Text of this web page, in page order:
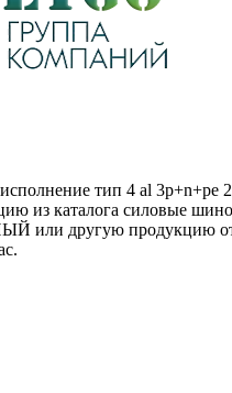
тип 4 al
из каталога силовые
другую продукцию от